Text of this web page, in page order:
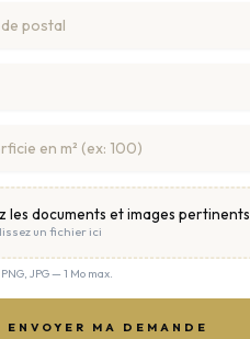
les documents et images pertinents
un fichier ici
JPG — 1 Mo max.
ENVOYER MA DEMANDE